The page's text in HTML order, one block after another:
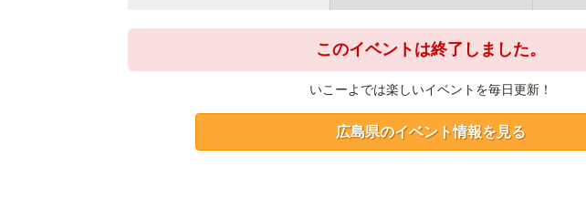
このイベントは終了しました。
いこーよでは楽しいイベントを毎日更新！
広島県のイベント情報を見る